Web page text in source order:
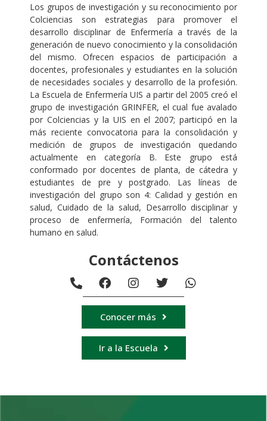
Los grupos de investigación y su reconocimiento por
Colciencias son estrategias para promover el
desarrollo disciplinar de Enfermería a través de la
generación de nuevo conocimiento y la consolidación
del mismo. Ofrecen espacios de participación a
docentes, profesionales y estudiantes en la solución
de necesidades sociales y desarrollo de la profesión.
La Escuela de Enfermería UIS a partir del 2005 creó el
grupo de investigación GRINFER, el cual fue avalado
por Colciencias y la UIS en el 2007; participó en la
más reciente convocatoria para la consolidación y
medición de grupos de investigación quedando
actualmente en categoría B. Este grupo está
conformado por docentes de planta, de cátedra y
estudiantes de pre y postgrado. Las líneas de
investigación del grupo son 4: Calidad y gestión en
salud, Cuidado de la salud, Desarrollo disciplinar y
proceso de enfermería, Formación del talento
humano en salud.
Contáctenos
Conocer más
Ir a la Escuela